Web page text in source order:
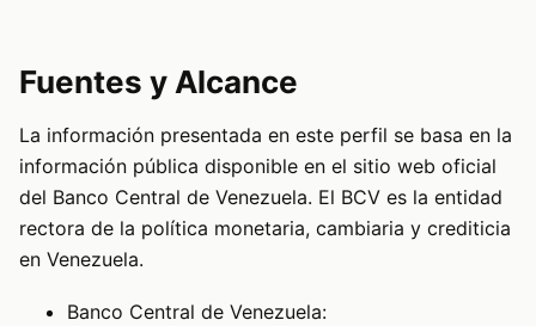
Fuentes y Alcance
La información presentada en este perfil se basa en la
información pública disponible en el sitio web oficial
del Banco Central de Venezuela. El BCV es la entidad
rectora de la política monetaria, cambiaria y crediticia
en Venezuela.
Banco Central de Venezuela: